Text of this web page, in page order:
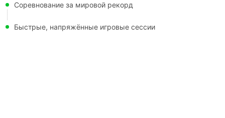
Соревнование за мировой рекорд
Быстрые, напряжённые игровые сессии